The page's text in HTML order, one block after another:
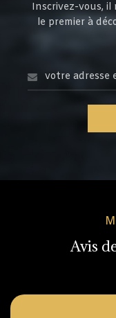
Inscrivez-vous,
le premier à
Avis